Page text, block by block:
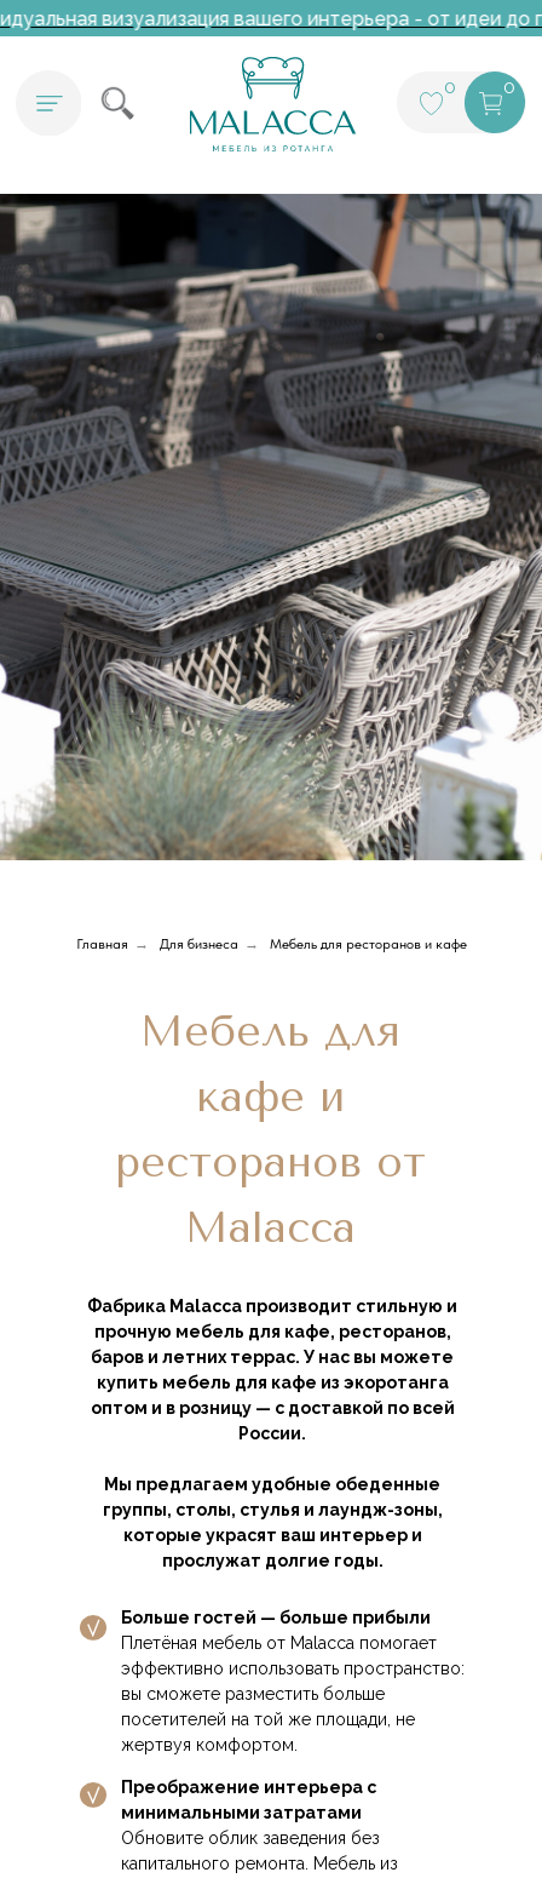
визуализация вашего интерьера - от идеи до
Главная → Для бизнеса → Мебель для ресторанов и кафе
Мебель для
кафе и
ресторанов от
Malacca
Фабрика Malacca производит стильную и
прочную мебель для кафе, ресторанов,
баров и летних террас. У нас вы можете
купить мебель для кафе из экоротанга
оптом и в розницу — с доставкой по всей
России.
Мы предлагаем удобные обеденные
группы, столы, стулья и лаундж-зоны,
которые украсят ваш интерьер и
прослужат долгие годы.
Больше гостей — больше прибыли
Плетёная мебель от Malacca помогает
эффективно использовать пространство:
вы сможете разместить больше
посетителей на той же площади, не
жертвуя комфортом.
Преображение интерьера с
минимальными затратами
Обновите облик заведения без
капитального ремонта. Мебель из